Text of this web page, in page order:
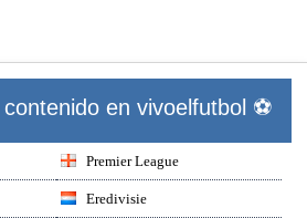
en vivoelfutbol ⚽
Premier League
Eredivisie